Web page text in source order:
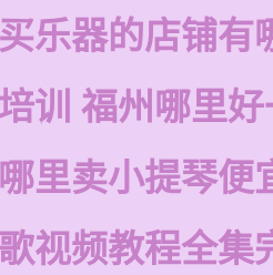
乐器的店铺有
训 福州哪里
里卖小提琴便
视频教程全集